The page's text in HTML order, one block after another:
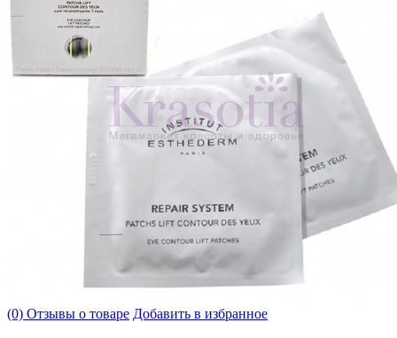
(0) Отзывы о товаре Добавить в избранное